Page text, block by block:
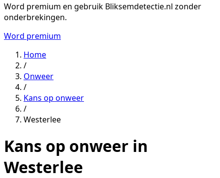
Word premium en gebruik Bliksemdetectie.nl zonder
onderbrekingen.
Word premium
Home
/
Onweer
/
Kans op onweer
/
Westerlee
Kans op onweer in
Westerlee